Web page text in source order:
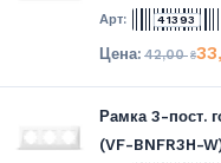
41393
42,00₴
Рамка 3-пост.
(VF-BNFR3H-